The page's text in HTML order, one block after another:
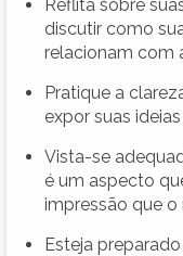
Reflita sobre
discutir como
relacionam com
Pratique a
expor suas
Vista-se
é um aspecto
impressão que
Esteja